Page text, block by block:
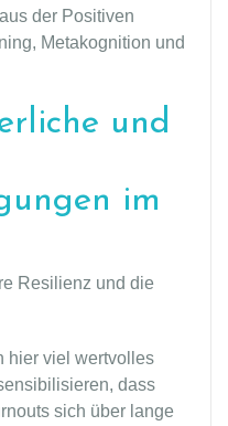
der Positiven
Metakognition und
und
im
Resilienz und die
hier viel wertvolles
dass
sich über lange